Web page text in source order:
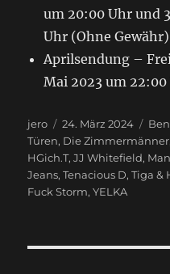
um 20:00 Uhr und
Uhr (Ohne Gewähr)
Aprilsendung –
Mai 2023 um
Autor
jero
Veröffentlicht
am
24. März 2024
Türen, Die Zimmermänner
HGich.T,JJ Whitefield,
Jeans,Tenacious D,Tiga &
Fuck Storm,YELKA